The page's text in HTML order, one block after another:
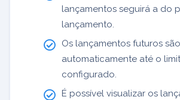
lançamentos seguirá a do
lançamento.
Os lançamentos futuros
automaticamente até o
configurado.
É possível visualizar os